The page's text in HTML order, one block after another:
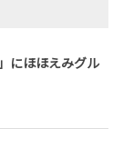
にほほえみグル